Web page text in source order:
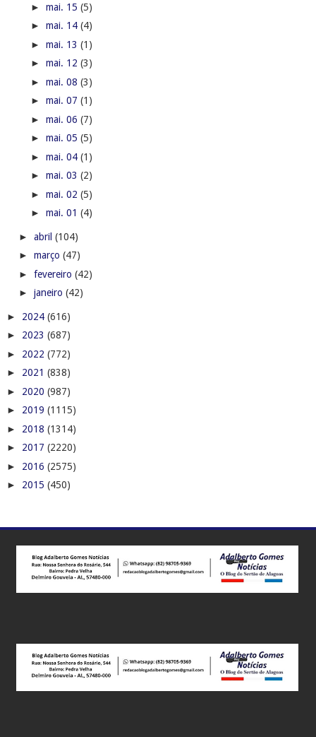
► mai. 15 (5)
► mai. 14 (4)
► mai. 13 (1)
► mai. 12 (3)
► mai. 08 (3)
► mai. 07 (1)
► mai. 06 (7)
► mai. 05 (5)
► mai. 04 (1)
► mai. 03 (2)
► mai. 02 (5)
► mai. 01 (4)
► abril (104)
► março (47)
► fevereiro (42)
► janeiro (42)
► 2024 (616)
► 2023 (687)
► 2022 (772)
► 2021 (838)
► 2020 (987)
► 2019 (1115)
► 2018 (1314)
► 2017 (2220)
► 2016 (2575)
► 2015 (450)